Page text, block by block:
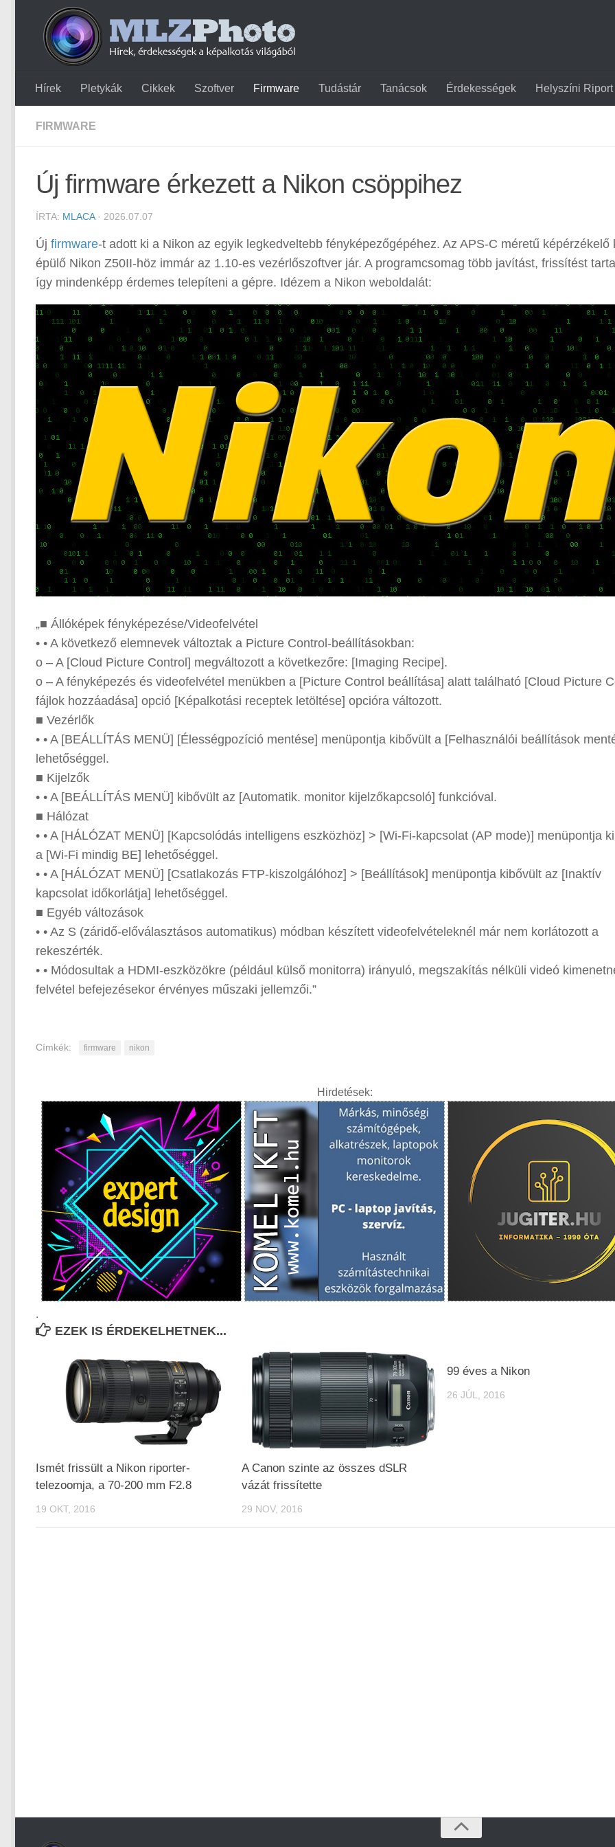
Hírek Pletykák Cikkek Szoftver Firmware Tudástár Tanácsok Érdekességek Helyszíni Riport
FIRMWARE
Új firmware érkezett a Nikon csöppihez
ÍRTA: MLACA· 2026.07.07
Új firmware-t adott ki a Nikon az egyik legkedveltebb fényképezőgépéhez. Az APS-C méretű képérzékelő
épülő Nikon Z50II-höz immár az 1.10-es vezérlőszoftver jár. A programcsomag több javítást, frissítést
így mindenképp érdemes telepíteni a gépre. Idézem a Nikon weboldalát:
„■ Állóképek fényképezése/Videofelvétel
• • A következő elemnevek változtak a Picture Control-beállításokban:
o – A [Cloud Picture Control] megváltozott a következőre: [Imaging Recipe].
o – A fényképezés és videofelvétel menükben a [Picture Control beállítása] alatt található [Cloud Picture
fájlok hozzáadása] opció [Képalkotási receptek letöltése] opcióra változott.
■ Vezérlők
• • A [BEÁLLÍTÁS MENÜ] [Élességpozíció mentése] menüpontja kibővült a [Felhasználói beállítások
lehetőséggel.
■ Kijelzők
• • A [BEÁLLÍTÁS MENÜ] kibővült az [Automatik. monitor kijelzőkapcsoló] funkcióval.
■ Hálózat
• • A [HÁLÓZAT MENÜ] [Kapcsolódás intelligens eszközhöz] > [Wi-Fi-kapcsolat (AP mode)] menüpontja
a [Wi-Fi mindig BE] lehetőséggel.
• • A [HÁLÓZAT MENÜ] [Csatlakozás FTP-kiszolgálóhoz] > [Beállítások] menüpontja kibővült az [Inaktív
kapcsolat időkorlátja] lehetőséggel.
■ Egyéb változások
• • Az S (záridő-előválasztásos automatikus) módban készített videofelvételeknél már nem korlátozott a
rekeszérték.
• • Módosultak a HDMI-eszközökre (például külső monitorra) irányuló, megszakítás nélküli videó
felvétel befejezésekor érvényes műszaki jellemzői.”
Címkék: firmware nikon
Hirdetések:
.
EZEK IS ÉRDEKELHETNEK...
Ismét frissült a Nikon riporter-
telezoomja, a 70-200 mm F2.8
19 OKT, 2016
A Canon szinte az összes dSLR
vázát frissítette
29 NOV, 2016
99 éves a Nikon
26 JÚL, 2016